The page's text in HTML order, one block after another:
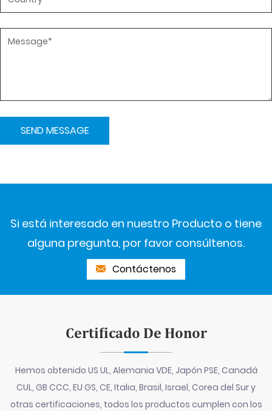
Si está interesado en nuestro Producto o tiene
alguna pregunta, por favor consúltenos.
Contáctenos
Certificado De Honor
Hemos obtenido US UL, Alemania VDE, Japón PSE, Canadá
CUL, GB CCC, EU GS, CE, Italia, Brasil, Israel, Corea del Sur y
otras certificaciones, todos los productos cumplen con los